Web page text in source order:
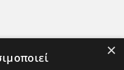
Κεντρικά Γραφεία
×